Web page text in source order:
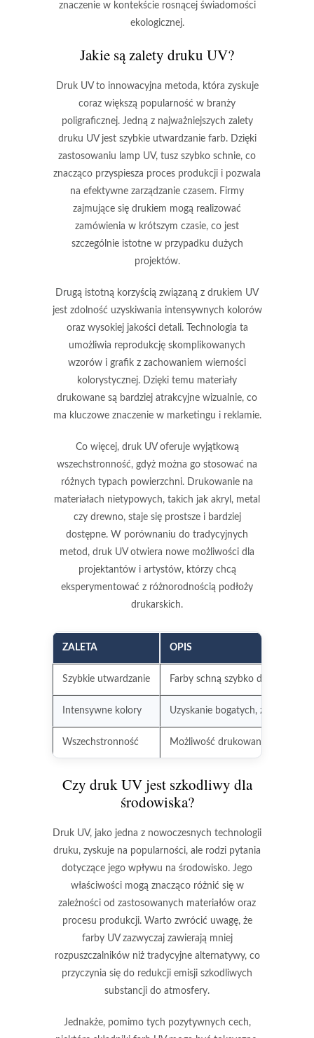
znaczenie w kontekście rosnącej świadomości
ekologicznej.
Jakie są zalety druku UV?
Druk UV to innowacyjna metoda, która zyskuje
coraz większą popularność w branży
poligraficznej. Jedną z najważniejszych zalety
druku UVjest szybkie utwardzanie farb. Dzięki
zastosowaniu lamp UV, tusz szybko schnie, co
znacząco przyspiesza proces produkcji i pozwala
na efektywne zarządzanie czasem. Firmy
zajmujące się drukiem mogą realizować
zamówienia w krótszym czasie, co jest
szczególnie istotne w przypadku dużych
projektów.
Drugą istotną korzyścią związaną z drukiem UV
jest zdolność uzyskiwania intensywnych kolorów
oraz wysokiej jakości detali. Technologia ta
umożliwia reprodukcję skomplikowanych
wzorów i grafik z zachowaniem wierności
kolorystycznej. Dzięki temu materiały
drukowane są bardziej atrakcyjne wizualnie, co
ma kluczowe znaczenie w marketingu i reklamie.
Co więcej, druk UV oferuje wyjątkową
wszechstronność, gdyż można go stosować na
różnych typach powierzchni. Drukowanie na
materiałach nietypowych, takich jak akryl, metal
czy drewno, staje się prostsze i bardziej
dostępne. W porównaniu do tradycyjnych
metod, druk UV otwiera nowe możliwości dla
projektantów i artystów, którzy chcą
eksperymentować z różnorodnością podłoży
drukarskich.
ZALETA OPIS
Szybkie utwardzanie Farby schną szybko dzięki
Intensywne kolory Uzyskanie bogatych, żywych
Wszechstronność Możliwość drukowania na
Czy druk UV jest szkodliwy dla
środowiska?
Druk UV, jako jedna z nowoczesnych technologii
druku, zyskuje na popularności, ale rodzi pytania
dotyczące jego wpływu na środowisko. Jego
właściwości mogą znacząco różnić się w
zależności od zastosowanych materiałów oraz
procesu produkcji. Warto zwrócić uwagę, że
farby UV zazwyczaj zawierają mniej
rozpuszczalników niż tradycyjne alternatywy, co
przyczynia się do redukcji emisji szkodliwych
substancji do atmosfery.
Jednakże, pomimo tych pozytywnych cech,